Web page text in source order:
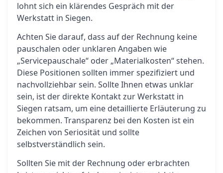
lohnt sich ein klärendes Gespräch mit der
Werkstatt in Siegen.
Achten Sie darauf, dass auf der Rechnung keine
pauschalen oder unklaren Angaben wie
„Servicepauschale“ oder „Materialkosten“ stehen.
Diese Positionen sollten immer spezifiziert und
nachvollziehbar sein. Sollte Ihnen etwas unklar
sein, ist der direkte Kontakt zur Werkstatt in
Siegen ratsam, um eine detaillierte Erläuterung zu
bekommen. Transparenz bei den Kosten ist ein
Zeichen von Seriosität und sollte
selbstverständlich sein.
Sollten Sie mit der Rechnung oder erbrachten